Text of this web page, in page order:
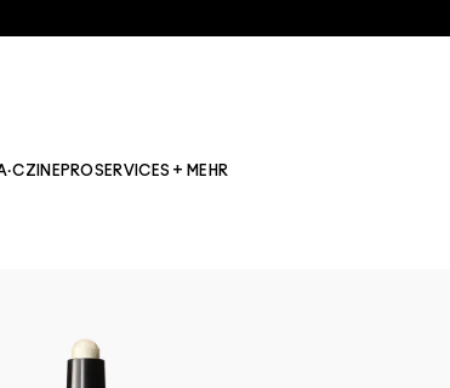
PROSERVICES + MEHR